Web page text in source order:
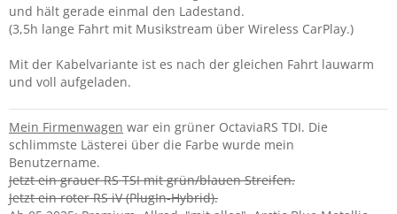
und hält gerade einmal den Ladestand.
(3,5h lange Fahrt mit Musikstream über Wireless CarPlay.)
Mit der Kabelvariante ist es nach der gleichen Fahrt lauwarm
und voll aufgeladen.
Mein Firmenwagen war ein grüner OctaviaRS TDI. Die
schlimmste Lästerei über die Farbe wurde mein
Benutzername.
Jetzt ein grauer RS TSI mit grün/blauen Streifen.
Jetzt ein roter RS iV (PlugIn-Hybrid).